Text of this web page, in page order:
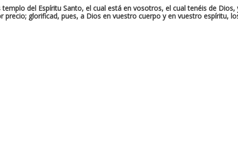
del Espíritu Santo, el cual está en vosotros, el cual tenéis de Dios,
precio; glorificad, pues, a Dios en vuestro cuerpo y en vuestro espíritu,